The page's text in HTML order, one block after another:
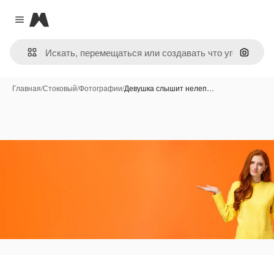
Close menu
Magnific
Поиск
Главная/Стоковый/Фотографии/Девушка слышит нелеп…